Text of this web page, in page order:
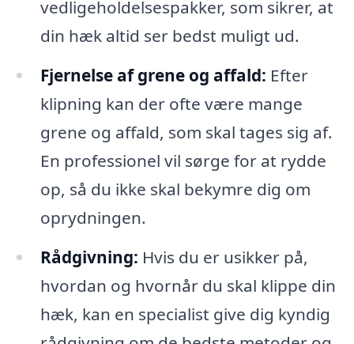
vedligeholdelsespakker, som sikrer, at
din hæk altid ser bedst muligt ud.
Fjernelse af grene og affald: Efter
klipning kan der ofte være mange
grene og affald, som skal tages sig af.
En professionel vil sørge for at rydde
op, så du ikke skal bekymre dig om
oprydningen.
Rådgivning: Hvis du er usikker på,
hvordan og hvornår du skal klippe din
hæk, kan en specialist give dig kyndig